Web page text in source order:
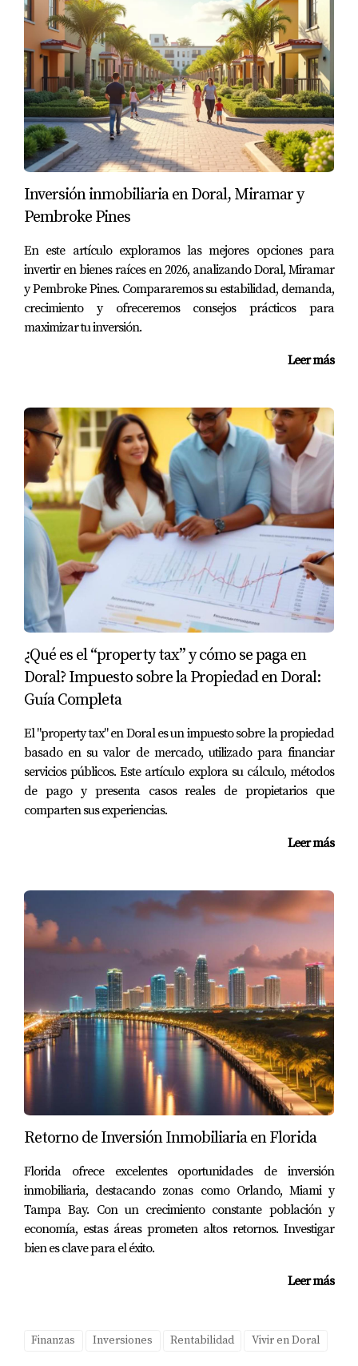
💬 La pregunta correcta es:
“¿Esto puede funcionar para mí?”
Y la única forma de saberlo es revisando tus números.
🤝 Mi rol como Realtor
Más allá de mostrar propiedades…
tenías.
✔ Analizamos tu equity
✔ Evaluamos escenarios
📲Llamado a la acción (CTA)
Si tienes una propiedad y te gustaría saber si puedes usar
ese valor para comprar otra o invertir…
📩 Escríbeme
Lo revisamos juntos, con números reales y sin
compromiso.
Inversión inmobiliaria en Doral, Miramar y
Pembroke Pines
En este artículo exploramos las mejores opciones para
invertir en bienes raíces en 2026, analizando Doral, Miramar
y Pembroke Pines. Compararemos su estabilidad, demanda,
crecimiento y ofreceremos consejos prácticos para
maximizar tu inversión.
Leer más
¿Qué es el “property tax” y cómo se paga en
Doral? Impuesto sobre la Propiedad en Doral:
Guía Completa
El "property tax" en Doral es un impuesto sobre la propiedad
basado en su valor de mercado, utilizado para financiar
servicios públicos. Este artículo explora su cálculo, métodos
de pago y presenta casos reales de propietarios que
comparten sus experiencias.
Leer más
Retorno de Inversión Inmobiliaria en Florida
Florida ofrece excelentes oportunidades de inversión
inmobiliaria, destacando zonas como Orlando, Miami y
Tampa Bay. Con un crecimiento constante población y
economía, estas áreas prometen altos retornos. Investigar
bien es clave para el éxito.
Leer más
Finanzas Inversiones Rentabilidad Vivir en Doral